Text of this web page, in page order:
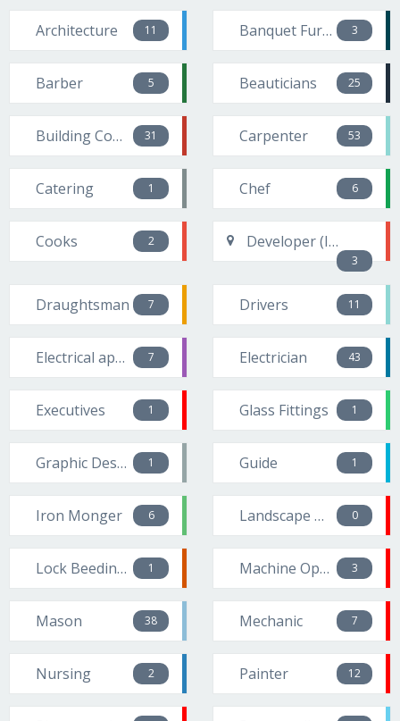
Architecture 11 Banquet Furniture suppliers 3
Barber 5 Beauticians 25
Building Contractors 31 Carpenter 53
Catering 1 Chef 6
Cooks 2 Developer (IT Related)
3
Draughtsman 7 Drivers 11
Electrical appliance repairers 7 Electrician 43
Executives 1 Glass Fittings 1
Graphic Designers 1 Guide 1
Iron Monger 6 Landscape worker 0
Lock Beeding Fixing 1 Machine Operators 3
Mason 38 Mechanic 7
Nursing 2 Painter 12